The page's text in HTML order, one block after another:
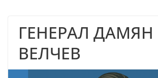
ГЕНЕРАЛ ДАМЯН
ВЕЛЧЕВ